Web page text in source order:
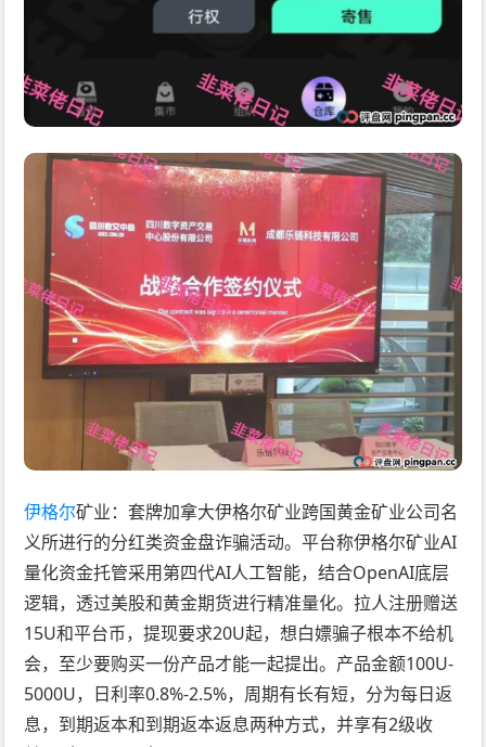
伊格尔矿业：套牌加拿大伊格尔矿业跨国黄金矿业公司名
义所进行的分红类资金盘诈骗活动。平台称伊格尔矿业AI
量化资金托管采用第四代AI人工智能，结合OpenAI底层
逻辑，透过美股和黄金期货进行精准量化。拉人注册赠送
15U和平台币，提现要求20U起，想白嫖骗子根本不给机
会，至少要购买一份产品才能一起提出。产品金额100U-
5000U，日利率0.8%-2.5%，周期有长有短，分为每日返
息，到期返本和到期返本返息两种方式，并享有2级收